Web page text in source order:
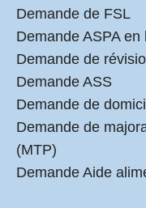
Demande de FSL
Demande ASPA en
Demande de
Demande ASS
Demande de
Demande de
(MTP)
Demande Aide